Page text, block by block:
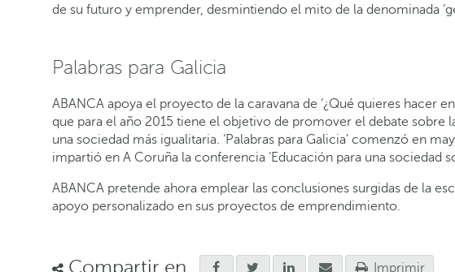
de su futuro y emprender, desmintiendo el mito de la denominada
Palabras para Galicia
ABANCA apoya el proyecto de la caravana de ‘¿Qué quieres hacer
que para el año 2015 tiene el objetivo de promover el debate
una sociedad más igualitaria. ‘Palabras para Galicia’ comenzó en
impartió en A Coruña la conferencia ‘Educación para una sociedad
ABANCA pretende ahora emplear las conclusiones surgidas de la
apoyo personalizado en sus proyectos de emprendimiento.
Compartir en Imprimir